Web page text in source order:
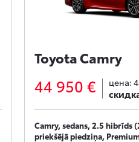
Toyota Camry
44 950 € цена:
Camry, sedans, 2.5 hibrīds
priekšējā piedziņa,